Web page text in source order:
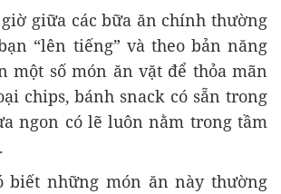
giữa các bữa ăn chính thường
“lên tiếng” và theo bản năng
một số món ăn vặt để thỏa mãn
chips, bánh snack có sẵn trong
ngon có lẽ luôn nằm trong tầm
biết những món ăn này thường